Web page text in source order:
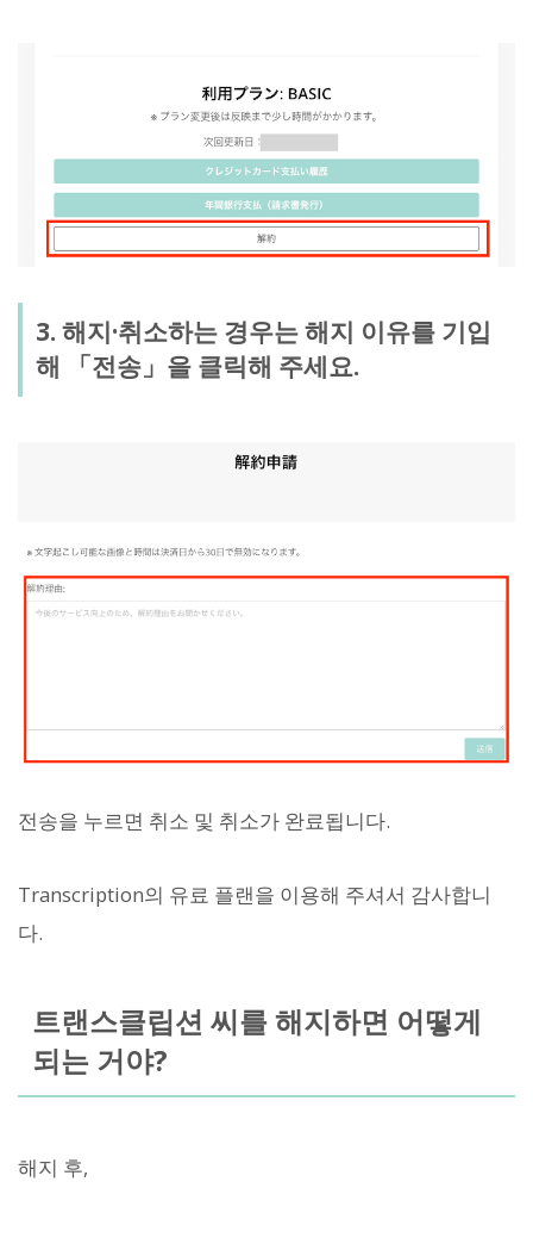
3. 해지·취소하는 경우는 해지 이유를 기입
해 「전송」을 클릭해 주세요.
전송을 누르면 취소 및 취소가 완료됩니다.
Transcription의 유료 플랜을 이용해 주셔서 감사합니
다.
트랜스클립션 씨를 해지하면 어떻게
되는 거야?
해지 후,